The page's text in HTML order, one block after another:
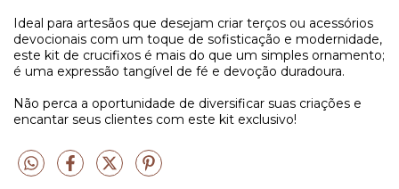
Ideal para artesãos que desejam criar terços ou acessórios
devocionais com um toque de sofisticação e modernidade,
este kit de crucifixos é mais do que um simples ornamento;
é uma expressão tangível de fé e devoção duradoura.
Não perca a oportunidade de diversificar suas criações e
encantar seus clientes com este kit exclusivo!